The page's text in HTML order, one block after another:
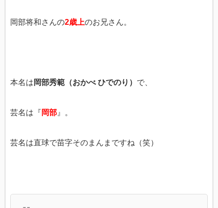
岡部将和さんの2歳上のお兄さん。
本名は 岡部秀範（おかべ ひでのり） で、
芸名は『 岡部』。
芸名は直球で苗字そのまんまですね（笑）